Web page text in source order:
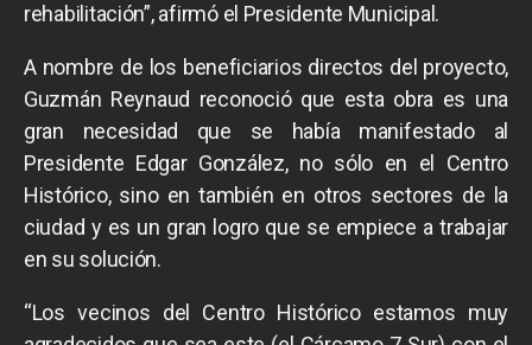
rehabilitación”, afirmó el Presidente Municipal.
A nombre de los beneficiarios directos del proyecto,
Guzmán Reynaud reconoció que esta obra es una
gran necesidad que se había manifestado al
Presidente Edgar González, no sólo en el Centro
Histórico, sino en también en otros sectores de la
ciudad y es un gran logro que se empiece a trabajar
en su solución.
“Los vecinos del Centro Histórico estamos muy